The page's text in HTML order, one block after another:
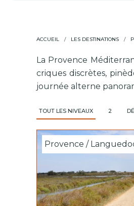
ACCUEIL LES DESTINATIONS
La Provence
criques discrètes,
journée alterne
TOUT LES NIVEAUX 2
Provence /